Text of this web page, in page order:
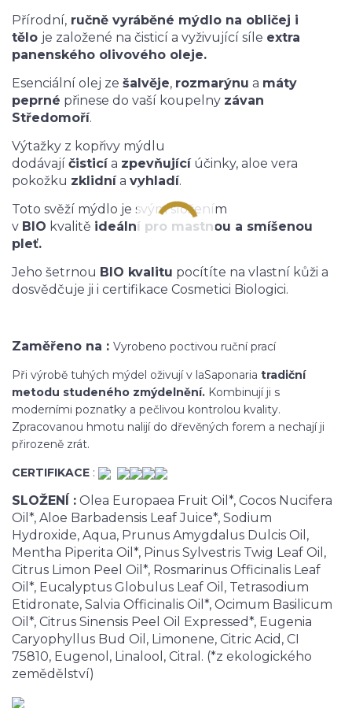
Přírodní, ručně vyráběné mýdlo na obličej i
tělo je založené na čisticí a vyživující síle extra
panenského olivového oleje.
Esenciální olej ze šalvěje, rozmarýnu a máty
peprné přinese do vaší koupelny závan
Středomoří.
Výtažky z kopřivy mýdlu
dodávají čisticía zpevňujícíúčinky, aloe vera
pokožku zklidnía vyhladí.
Toto svěží mýdlo je svým složením
v BIO kvalitě ideální pro mastnou a smíšenou
pleť.
Jeho šetrnou BIO kvalitu pocítíte na vlastní kůži a
dosvědčuje ji i certifikace Cosmetici Biologici.
Zaměřeno na : Vyrobeno poctivou ruční prací
Při výrobě tuhých mýdel oživují v laSaponaria tradiční
metodu studeného zmýdelnění. Kombinují ji s
moderními poznatky a pečlivou kontrolou kvality.
Zpracovanou hmotu nalijí do dřevěných forem a nechají ji
přirozeně zrát.
CERTIFIKACE :
SLOŽENÍ : Olea Europaea Fruit Oil*, Cocos Nucifera
Oil*, Aloe Barbadensis Leaf Juice*, Sodium
Hydroxide, Aqua, Prunus Amygdalus Dulcis Oil,
Mentha Piperita Oil*, Pinus Sylvestris Twig Leaf Oil,
Citrus Limon Peel Oil*, Rosmarinus Officinalis Leaf
Oil*, Eucalyptus Globulus Leaf Oil, Tetrasodium
Etidronate, Salvia Officinalis Oil*, Ocimum Basilicum
Oil*, Citrus Sinensis Peel Oil Expressed*, Eugenia
Caryophyllus Bud Oil, Limonene, Citric Acid, CI
75810, Eugenol, Linalool, Citral. (*z ekologického
zemědělství)